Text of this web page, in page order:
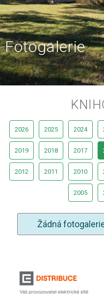
Fotogalerie
2026 2025 2024
2019 2018 2017
2012 2011 2010
2005
Žádná